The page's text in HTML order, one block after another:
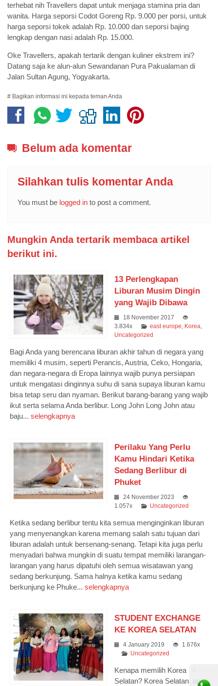
terhebat nih Travellers dapat untuk menjaga stamina pria dan
wanita. Harga seporsi Codot Goreng Rp. 9.000 per porsi, untuk
harga seporsi tokek adalah Rp. 10.000 dan seporsi bajing
lengkap dengan nasi adalah Rp. 15.000.
Oke Travellers, apakah tertarik dengan kuliner ekstrem ini?
Datang saja ke alun-alun Sewandanan Pura Pakualaman di
Jalan Sultan Agung, Yogyakarta.
# Bagikan informasi ini kepada teman Anda
Belum ada komentar
Silahkan tulis komentar Anda
You must be logged in to post a comment.
Mungkin Anda tertarik membaca artikel
berikut ini.
13 Perlengkapan
Liburan Musim Dingin
yang Wajib Dibawa
18 November 2017
3.834x
east europe, Korea,
Uncategorized
Bagi Anda yang berencana liburan akhir tahun di negara yang
memiliki 4 musim, seperti Perancis, Austria, Ceko, Hongaria,
dan negara-negara di Eropa lainnya wajib punya persiapan
untuk mengatasi dinginnya suhu di sana supaya liburan kamu
bisa tetap seru dan nyaman. Berikut barang-barang yang wajib
ikut serta selama Anda berlibur. Long John Long John atau
baju... selengkapnya
Perilaku Yang Perlu
Kamu Hindari Ketika
Sedang Berlibur di
Phuket
24 November 2023
1.057x
Uncategorized
Ketika sedang berlibur tentu kita semua menginginkan liburan
yang menyenangkan karena memang salah satu tujuan dari
liburan adalah untuk bersenang-senang. Tetapi kita juga perlu
menyadari bahwa mungkin di suatu tempat memiliki larangan-
larangan yang harus dipatuhi oleh semua wisatawan yang
sedang berkunjung. Sama halnya ketika kamu sedang
berkunjung ke Phuke... selengkapnya
STUDENT EXCHANGE
KE KOREA SELATAN
4 January 2019
1.676x
Uncategorized
Kenapa memilih Korea
Selatan? Korea Selatan, apa